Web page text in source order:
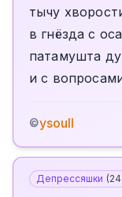
тычу
в гнёзда с
патамушта
и с
©ysoull
Депрессяшки (